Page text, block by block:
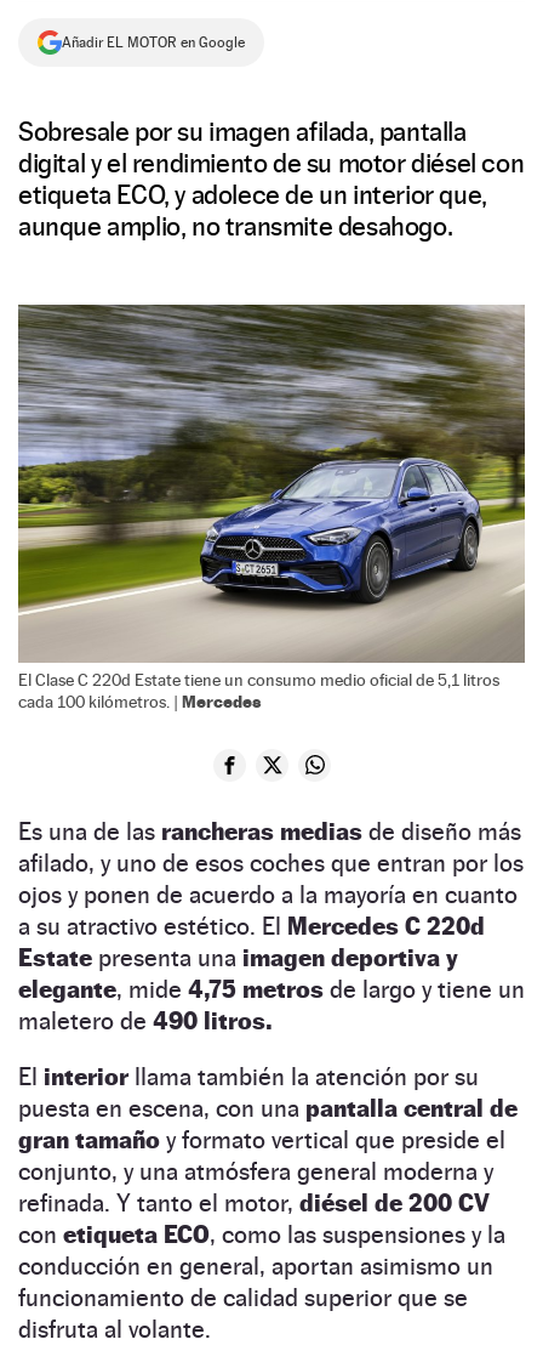
NEWSLETTER
Añadir EL MOTOR en Google
Sobresale por su imagen afilada, pantalla
digital y el rendimiento de su motor diésel con
etiqueta ECO, y adolece de un interior que,
aunque amplio, no transmite desahogo.
El Clase C 220d Estate tiene un consumo medio oficial de 5,1 litros
cada 100 kilómetros. | Mercedes
Es una de las rancheras medias de diseño más
afilado, y uno de esos coches que entran por los
ojos y ponen de acuerdo a la mayoría en cuanto
a su atractivo estético. El Mercedes C 220d
Estate presenta una imagen deportiva y
elegante, mide 4,75 metros de largo y tiene un
maletero de 490 litros.
El interiorllama también la atención por su
puesta en escena, con una pantalla central de
gran tamaño y formato vertical que preside el
conjunto, y una atmósfera general moderna y
refinada. Y tanto el motor, diésel de 200 CV
con etiqueta ECO, como las suspensiones y la
conducción en general, aportan asimismo un
funcionamiento de calidad superior que se
disfruta al volante.